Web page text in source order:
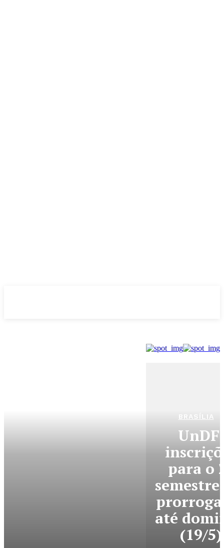
BRASÍLIA
UnDF:
para o
semestre
até
(19/5)